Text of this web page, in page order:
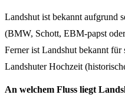
Landshut ist bekannt aufgrund
(BMW, Schott, EBM-papst
Ferner ist Landshut bekannt für
Landshuter Hochzeit
An welchem Fluss liegt